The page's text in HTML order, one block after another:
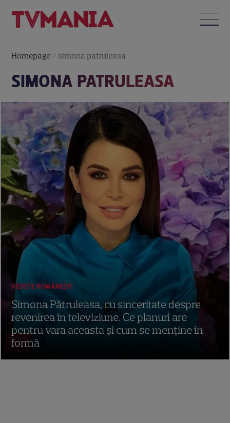
Homepage / simona patruleasa
SIMONA PATRULEASA
10
VEDETE ROMÂNEŞTI
Simona Pătruleasa, cu sinceritate despre
revenirea în televiziune. Ce planuri are
pentru vara aceasta și cum se menține în
formă